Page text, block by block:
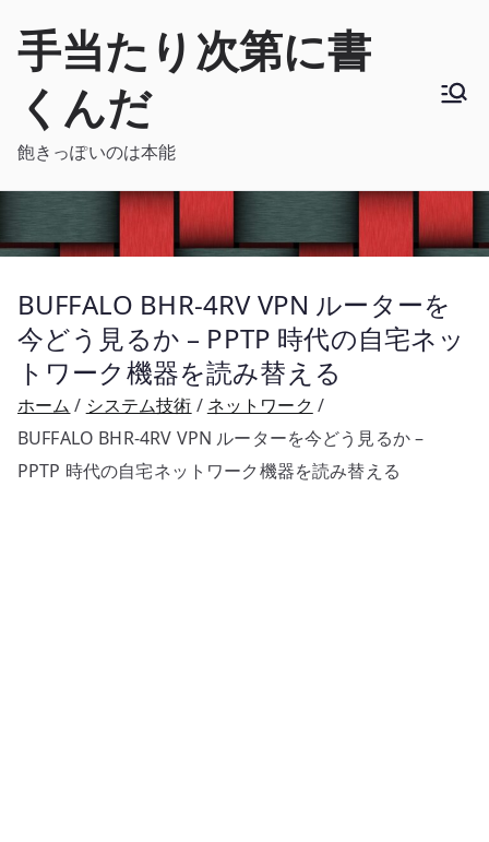
手当たり次第に書
くんだ
飽きっぽいのは本能
BUFFALO BHR-4RV VPN ルーターを
今どう見るか – PPTP 時代の自宅ネッ
トワーク機器を読み替える
ホーム システム技術
ネットワーク
BUFFALO BHR-4RV VPN ルーターを今どう見るか –
PPTP 時代の自宅ネットワーク機器を読み替える